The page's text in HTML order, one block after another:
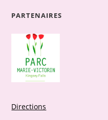
PARTENAIRES
Directions